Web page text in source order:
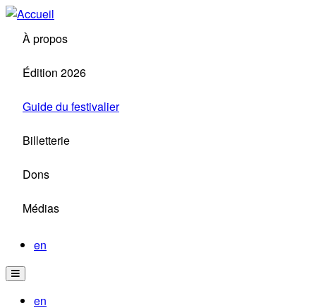
Aller
contenu
principal
À propos
Édition 2026
Guide du festivalier
Billetterie
Dons
Médias
en
en